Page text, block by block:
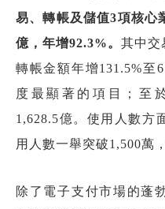
易、轉帳及儲值3項核心
億，年增92.3%。 其中交
轉帳金額年增131.5%至
度最顯著的項目；至
1,628.5億。使用人數方
用人數一舉突破1,500萬
除了電子支付市場的蓬